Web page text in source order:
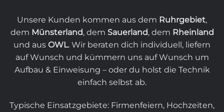
Unsere Kunden kommen aus dem Ruhrgebiet,
dem Münsterland, dem Sauerland, dem Rheinland
und aus OWL. Wir beraten dich individuell, liefern
auf Wunsch und kümmern uns auf Wunsch um
Aufbau & Einweisung – oder du holst die Technik
einfach selbst ab.
Typische Einsatzgebiete: Firmenfeiern, Hochzeiten,